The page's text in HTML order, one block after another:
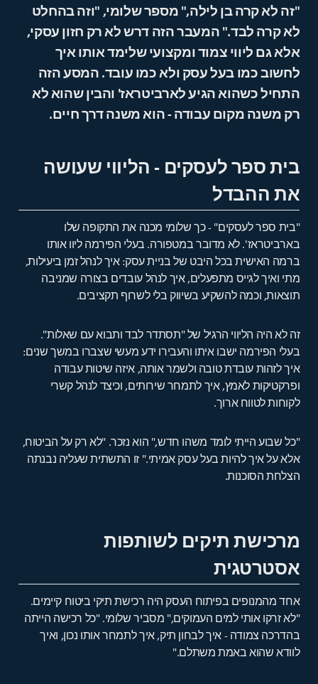
"זה לא קרה בן לילה," מספר שלומי, "וזה בהחלט
לא קרה לבד." המעבר הזה דרש לא רק חזון עסקי,
אלא גם ליווי צמוד ומקצועי שלימד אותו איך
לחשוב כמו בעל עסק ולא כמו עובד. המסע הזה
התחיל כשהוא הגיע לארביטראז' והבין שהוא לא
רק משנה מקום עבודה - הוא משנה דרך חיים.
בית ספר לעסקים - הליווי שעושה
את ההבדל
"בית ספר לעסקים" - כך שלומי מכנה את התקופה שלו
בארביטראז'. לא מדובר במטפורה. בעלי הפירמה ליוו אותו
ברמה האישית בכל היבט של בניית עסק: איך לנהל זמן ביעילות,
מתי ואיך לגייס מתפעלים, איך לנהל עובדים בצורה שמניבה
תוצאות, וכמה להשקיע בשיווק בלי לשרוף תקציבים.
זה לא היה הליווי הרגיל של "תסתדר לבד ותבוא עם שאלות".
בעלי הפירמה ישבו איתו והעבירו ידע מעשי שצברו במשך שנים:
איך לזהות עובדת טובה ולשמר אותה, איזה שיטות עבודה
ופרקטיקות לאמץ, איך לתמחר שירותים, וכיצד לנהל קשרי
לקוחות לטווח ארוך.
"כל שבוע הייתי לומד משהו חדש," הוא נזכר. "לא רק על הביטוח,
אלא על איך להיות בעל עסק אמיתי." זו התשתית שעליה נבנתה
הצלחת הסוכנות.
מרכישת תיקים לשותפות
אסטרטגית
אחד מהמנופים בפיתוח העסק היה רכישת תיקי ביטוח קיימים.
"לא זרקו אותי למים העמוקים," מסביר שלומי. "כל רכישה הייתה
בהדרכה צמודה - איך לבחון תיק, איך לתמחר אותו נכון, ואיך
לוודא שהוא באמת משתלם."